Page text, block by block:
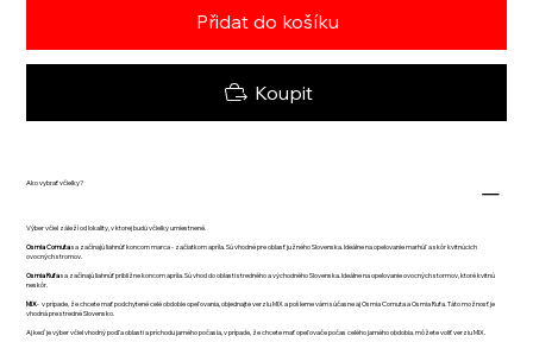
Přidat do košíku
Koupit
Ako vybrať včielky?
Výber včiel záleží od lokality, v ktorej budú včielky umiestnené.
Osmia Cornutasa začínajú liahnúť koncom marca - začiatkom apríla. Sú vhodné pre oblasť južného Slovenska. Ideálne na opelovanie marhúľ a skôr kvitnúcich
ovocných stromov.
Osmia Rufasa začínajú liahnúť približne koncom apríla. Sú vhod do oblasti stredného a východného Slovenska. Ideálne na opelovanie ovocných stormov, ktoré kvitnú
neskôr.
MIX- v prípade, že chcete mať podchytené celé obdobie opeľovania, objednajte verziu MIX a pošleme vám súčasne aj Osmia Cornuta a Osmia Rufa. Táto možnosť je
vhodná pre stredné Slovensko.
Aj keď je výber včiel vhodný podľa oblasti a príchodu jarného počasia, v prípade, že chcete mať opeľovače počas celého jarného obdobia. môžete voliť verziu MIX.